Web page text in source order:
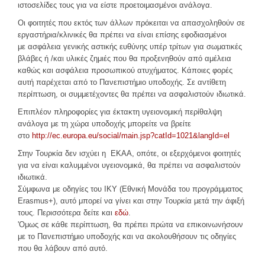
ιστοσελίδες τους για να είστε προετοιμασμένοι ανάλογα.
Οι φοιτητές που εκτός των άλλων πρόκειται να απασχοληθούν σε
εργαστήρια/κλινικές θα πρέπει να είναι επίσης εφοδιασμένοι
με ασφάλεια γενικής αστικής ευθύνης υπέρ τρίτων για σωματικές
βλάβες ή /και υλικές ζημιές που θα προξενηθούν από αμέλεια
καθώς και ασφάλεια προσωπικού ατυχήματος. Κάποιες φορές
αυτή παρέχεται από το Πανεπιστήμιο υποδοχής. Σε αντίθετη
περίπτωση, οι συμμετέχοντες θα πρέπει να ασφαλιστούν ιδιωτικά.
Επιπλέον πληροφορίες για έκτακτη υγειονομική περίθαλψη
ανάλογα με τη χώρα υποδοχής μπορείτε να βρείτε
στο http://ec.europa.eu/social/main.jsp?catId=1021&langId=el
Στην Τουρκία δεν ισχύει η ΕΚΑΑ, οπότε, οι εξερχόμενοι φοιτητές
για να είναι καλυμμένοι υγειονομικά, θα πρέπει να ασφαλιστούν
ιδιωτικά.
Σύμφωνα με οδηγίες του ΙΚΥ (Εθνική Μονάδα του προγράμματος
Erasmus+), αυτό μπορεί να γίνει και στην Τουρκία μετά την άφιξή
τους. Περισσότερα δείτε και εδώ.
'Ομως σε κάθε περίπτωση, θα πρέπει πρώτα να επικοινωνήσουν
με το Πανεπιστήμιο υποδοχής και να ακολουθήσουν τις οδηγίες
που θα λάβουν από αυτό.